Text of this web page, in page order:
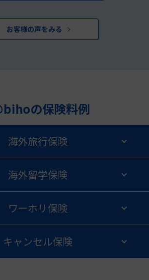
お客様の声をみる
の保険料例
海外旅行保険
海外留学保険
ワーホリ保険
キャンセル保険